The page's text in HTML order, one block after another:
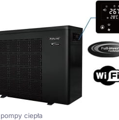
pompy ciepła